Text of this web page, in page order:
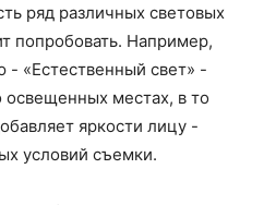
ряд различных световых
попробовать. Например,
«Естественный свет» -
освещенных местах, в то
яркости лицу -
условий съемки.